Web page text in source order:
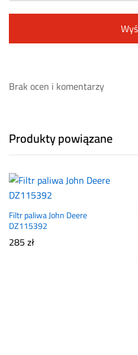
Brak ocen i komentarzy
Produkty powiązane
Filtr paliwa John Deere
DZ115392
285zł